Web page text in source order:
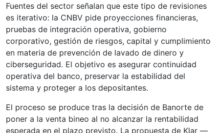
Fuentes del sector señalan que este tipo de revisiones
es iterativo: la CNBV pide proyecciones financieras,
pruebas de integración operativa, gobierno
corporativo, gestión de riesgos, capital y cumplimiento
en materia de prevención de lavado de dinero y
ciberseguridad. El objetivo es asegurar continuidad
operativa del banco, preservar la estabilidad del
sistema y proteger a los depositantes.
El proceso se produce tras la decisión de Banorte de
poner a la venta bineo al no alcanzar la rentabilidad
esperada en el plazo previsto. La propuesta de Klar —